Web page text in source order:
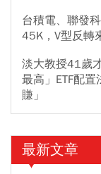
台積電、聯發
45K，V型反轉
淡大教授41歲
最高」ETF配
賺」
最新文章